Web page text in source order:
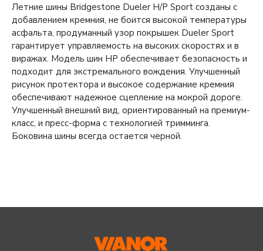
Летние шины Bridgestone Dueler H/P Sport созданы с
добавлением кремния, не боится высокой температуры
асфальта, продуманный узор покрышек Dueler Sport
гарантирует управляемость на высоких скоростях и в
виражах. Модель шин HP обеспечивает безопасность и
подходит для экстремального вождения. Улучшенный
рисунок протектора и высокое содержание кремния
обеспечивают надежное сцепление на мокрой дороге.
Улучшенный внешний вид, ориентированный на премиум-
класс, и пресс-форма с технологией тримминга.
Боковина шины всегда остается черной.